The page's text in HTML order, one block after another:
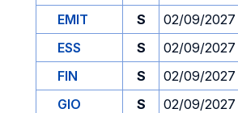
EMIT
S 02/09/2027
ESS
S 02/09/2027
FIN
S 02/09/2027
GIO
S 02/09/2027